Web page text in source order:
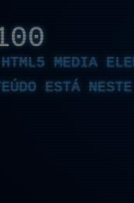
MEDIA
ESTÁ